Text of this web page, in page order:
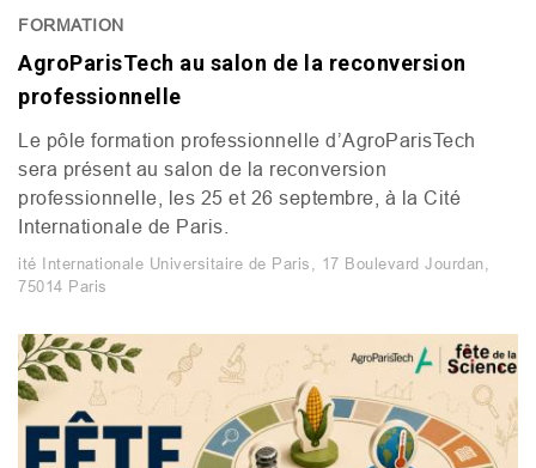
FORMATION
AgroParisTech au salon de la reconversion
professionnelle
Le pôle formation professionnelle d’AgroParisTech
sera présent au salon de la reconversion
professionnelle, les 25 et 26 septembre, à la Cité
Internationale de Paris.
ité Internationale Universitaire de Paris, 17 Boulevard Jourdan,
75014 Paris